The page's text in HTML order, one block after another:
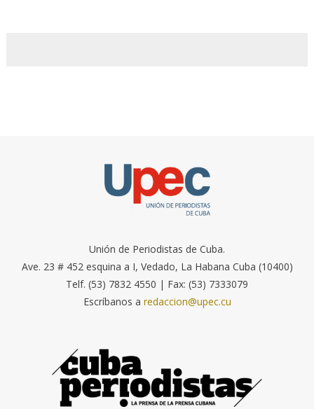
Unión de Periodistas de Cuba.
Ave. 23 # 452 esquina a I, Vedado, La Habana Cuba (10400)
Telf. (53) 7832 4550 | Fax: (53) 7333079
Escríbanos a redaccion@upec.cu